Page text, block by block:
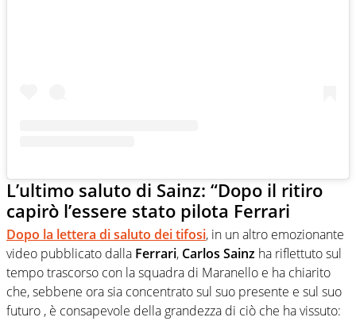
L’ultimo saluto di Sainz: “Dopo il ritiro
capirò l’essere stato pilota Ferrari
Dopo la lettera di saluto dei tifosi, in un altro emozionante
video pubblicato dalla Ferrari, Carlos Sainz ha riflettuto sul
tempo trascorso con la squadra di Maranello e ha chiarito
che, sebbene ora sia concentrato sul suo presente e sul suo
futuro , è consapevole della grandezza di ciò che ha vissuto: